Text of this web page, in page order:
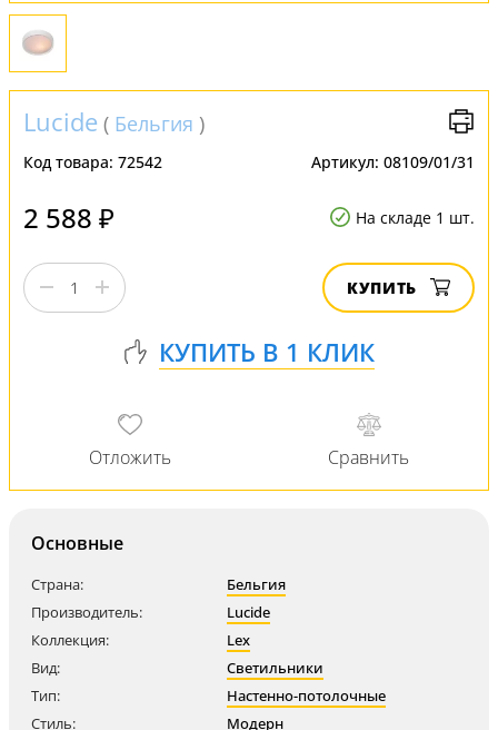
Lucide ( Бельгия )
Код товара: 72542 Артикул: 08109/01/31
2 588 ₽ На складе 1 шт.
КУПИТЬ
Основные
Страна:
Бельгия
Производитель:
Lucide
Коллекция:
Lex
Вид:
Светильники
Тип:
Настенно-потолочные
Стиль:
Модерн